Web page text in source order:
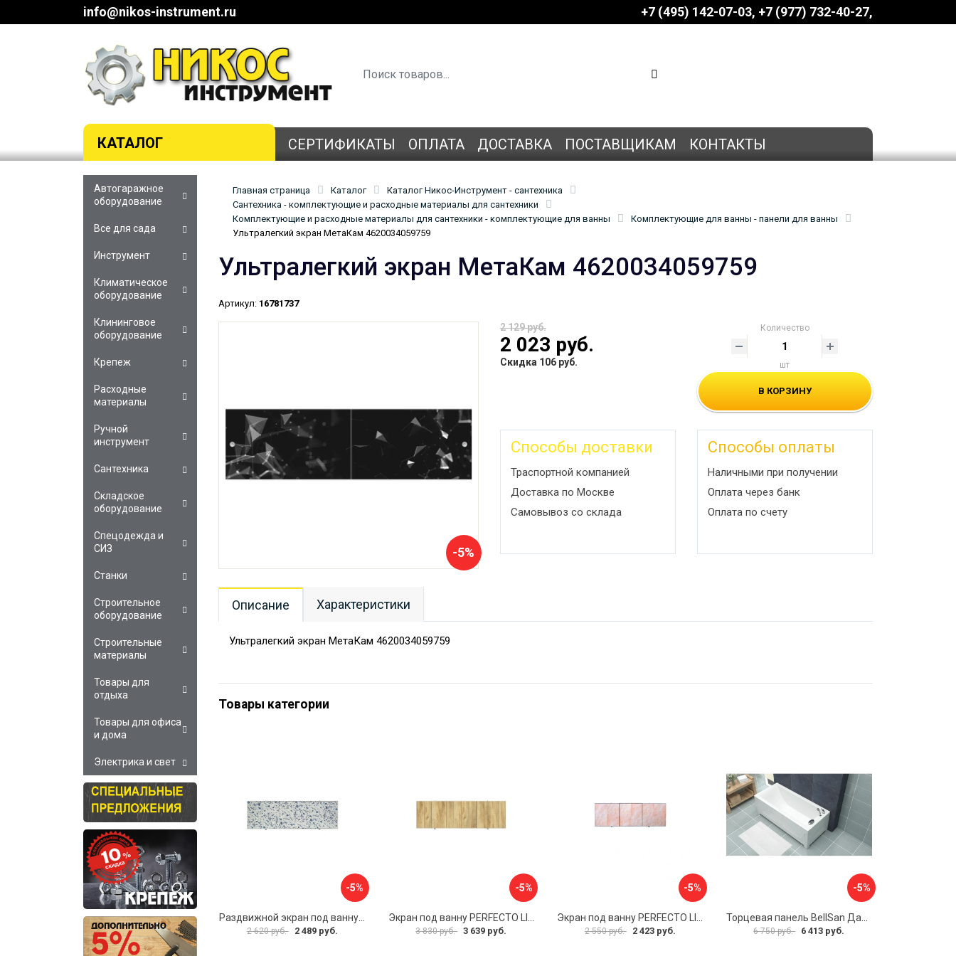
info@nikos-instrument.ru +7 (495) 142-07-03 ‎‎+7 (977) 732-40-27
КАТАЛОГ СЕРТИФИКАТЫ ОПЛАТА ДОСТАВКА ПОСТАВЩИКАМ КОНТАКТЫ
Главная страница Каталог
Каталог Никос-Инструмент - сантехника
Сантехника - комплектующие и расходные материалы для сантехники
Комплектующие и расходные материалы для сантехники - комплектующие для ванны
Комплектующие для ванны - панели для ванны
Ультралегкий экран МетаКам 4620034059759
Ультралегкий экран МетаКам 4620034059759
Артикул: 16781737
-5%
2 129 руб.
2 023 руб.
Скидка 106 руб.
Количество
шт
В КОРЗИНУ
Способы доставки
Траспортной компанией
Доставка по Москве
Самовывоз со склада
Способы оплаты
Наличными при получении
Оплата через банк
Оплата по счету
Описание Характеристики
Ультралегкий экран МетаКам 4620034059759
Товары категории
-5%
2 620 руб. 2 489 руб.
-5%
3 830 руб. 3 639 руб.
-5%
2 550 руб. 2 423 руб.
-5%
6 750 руб. 6 413 руб.
Автогаражное
оборудование
Все для сада
Инструмент
Климатическое
оборудование
Клининговое
оборудование
Крепеж
Расходные
материалы
Ручной
инструмент
Сантехника
Складское
оборудование
Спецодежда и
СИЗ
Станки
Строительное
оборудование
Строительные
материалы
Товары для
отдыха
Товары для офиса
и дома
Электрика и свет